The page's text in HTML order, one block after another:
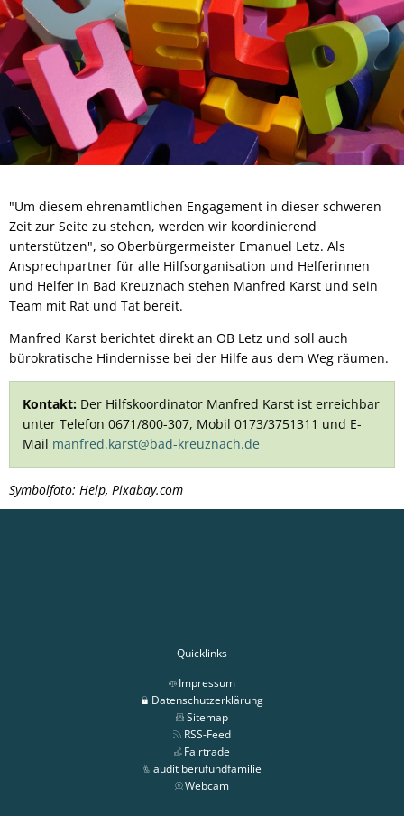
"Um diesem ehrenamtlichen Engagement in dieser schweren
Zeit zur Seite zu stehen, werden wir koordinierend
unterstützen", so Oberbürgermeister Emanuel Letz. Als
Ansprechpartner für alle Hilfsorganisation und Helferinnen
und Helfer in Bad Kreuznach stehen Manfred Karst und sein
Team mit Rat und Tat bereit.
Manfred Karst berichtet direkt an OB Letz und soll auch
bürokratische Hindernisse bei der Hilfe aus dem Weg räumen.
Kontakt: Der Hilfskoordinator Manfred Karst ist erreichbar
unter Telefon 0671/800-307, Mobil 0173/3751311 und E-
Mail manfred.karst@bad-kreuznach.de
Symbolfoto: Help, Pixabay.com
Quicklinks
Impressum
Datenschutzerklärung
Sitemap
RSS-Feed
Fairtrade
audit berufundfamilie
Webcam